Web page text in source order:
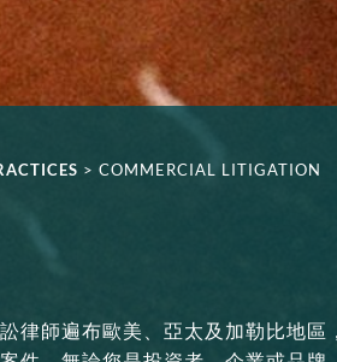
> COMMERCIAL LITIGATION
律師遍布歐美、亞太及加勒比地區